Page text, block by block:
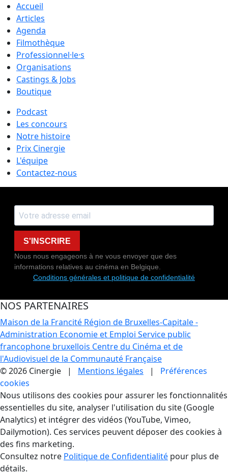
Accueil
Articles
Agenda
Filmothèque
Professionnel·le·s
Organisations
Castings & Jobs
Boutique
Podcast
Les concours
Notre histoire
Prix Cinergie
L'équipe
Contactez-nous
S'INSCRIRE
Nous nous engageons à ne vous envoyer que des
informations relatives au cinéma en Belgique.
Conditions générales et politique de confidentialité
NOS PARTENAIRES
Maison de la Francité Région de Bruxelles-Capitale -
Administration Economie et Emploi Service public
francophone bruxellois Centre du Cinéma et de
l'Audiovisuel de la Communauté Française
© 2026 Cinergie | Mentions légales | Préférences
cookies
Gestion des Cookies
Nous utilisons des cookies pour assurer les fonctionnalités
essentielles du site, analyser l'utilisation du site (Google
Analytics) et intégrer des vidéos (YouTube, Vimeo,
Dailymotion). Ces services peuvent déposer des cookies à
des fins marketing.
Consultez notre Politique de Confidentialité pour plus de
détails.